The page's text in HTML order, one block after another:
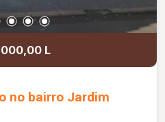
L
no bairro Jardim